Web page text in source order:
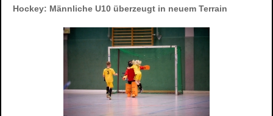
Hockey: Männliche U10 überzeugt in neuem Terrain